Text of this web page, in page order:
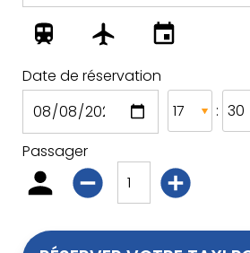
Date de réservation
:
Passager